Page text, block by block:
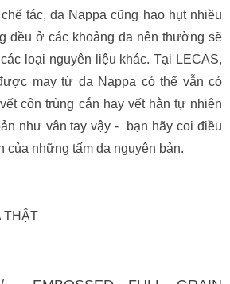
tác, da Nappa cũng hao hụt nhiều
đều ở các khoảng da nên thường sẽ
loại nguyên liệu khác. Tại LECAS,
may từ da Nappa có thể vẫn có
côn trùng cắn hay vết hằn tự nhiên
như vân tay vậy - bạn hãy coi điều
của những tấm da nguyên bản.
THẬT